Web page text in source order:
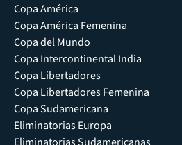
Copa América
Copa América Femenina
Copa del Mundo
Copa Intercontinental India
Copa Libertadores
Copa Libertadores Femenina
Copa Sudamericana
Eliminatorias Europa